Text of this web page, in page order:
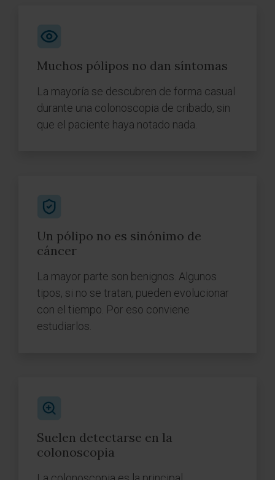
Muchos pólipos no dan síntomas
La mayoría se descubren de forma casual
durante una colonoscopia de cribado, sin
que el paciente haya notado nada.
Un pólipo no es sinónimo de
cáncer
La mayor parte son benignos. Algunos
tipos, si no se tratan, pueden evolucionar
con el tiempo. Por eso conviene
estudiarlos.
Suelen detectarse en la
colonoscopia